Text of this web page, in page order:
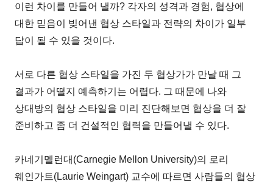
이런 차이를 만들어 낼까? 각자의 성격과 경험, 협상에
대한 믿음이 빚어낸 협상 스타일과 전략의 차이가 일부
답이 될 수 있을 것이다.
서로 다른 협상 스타일을 가진 두 협상가가 만날 때 그
결과가 어떨지 예측하기는 어렵다. 그 때문에 나와
상대방의 협상 스타일을 미리 진단해보면 협상을 더 잘
준비하고 좀 더 건설적인 협력을 만들어낼 수 있다.
카네기멜런대(Carnegie Mellon University)의 로리
웨인가트(Laurie Weingart) 교수에 따르면 사람들의 협상